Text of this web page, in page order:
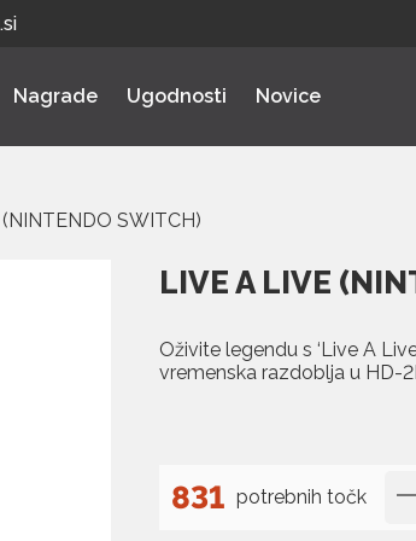
Nagrade Ugodnosti Novice
SWITCH)
LIVE A LIVE
Oživite legendu s ‘Live A
vremenska razdoblja u HD-
831 potrebnih točk